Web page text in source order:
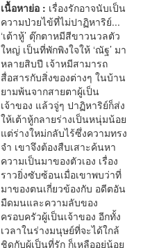
เนื้อหาย่อ : เรื่องรักอาจนับเป็น
ความป่วยไข้ที่ไม่ปาฏิหาริย์...
‘เต้าหู้’ ตุ๊กตาหมีสีขาวนวลตัว
ใหญ่ เป็นที่พักพิงใจให้ ‘ณัฐ’ มา
หลายสิบปี เจ้าหมีสามารถ
สื่อสารกับสิ่งของต่างๆ ในบ้าน
ยามพ้นจากสายตาผู้เป็น
เจ้าของ แล้วจู่ๆ ปาฏิหาริย์ก็ส่ง
ให้เต้าหู้กลายร่างเป็นหนุ่มน้อย
แต่ร่างใหม่กลับไร้ซึ่งความทรง
จำ เขาจึงต้องสืบเสาะค้นหา
ความเป็นมาของตัวเอง เรื่อง
ราวยิ่งซับซ้อนเมื่อเขาพบว่าที่
มาของตนเกี่ยวข้องกับ อดีตอัน
มืดมนและความลับของ
ครอบครัวผู้เป็นเจ้าของ อีกทั้ง
เวลาในร่างมนุษย์ที่จะได้ใกล้
ชิดกับผู้เป็นที่รัก ก็เหลืออยู่น้อย